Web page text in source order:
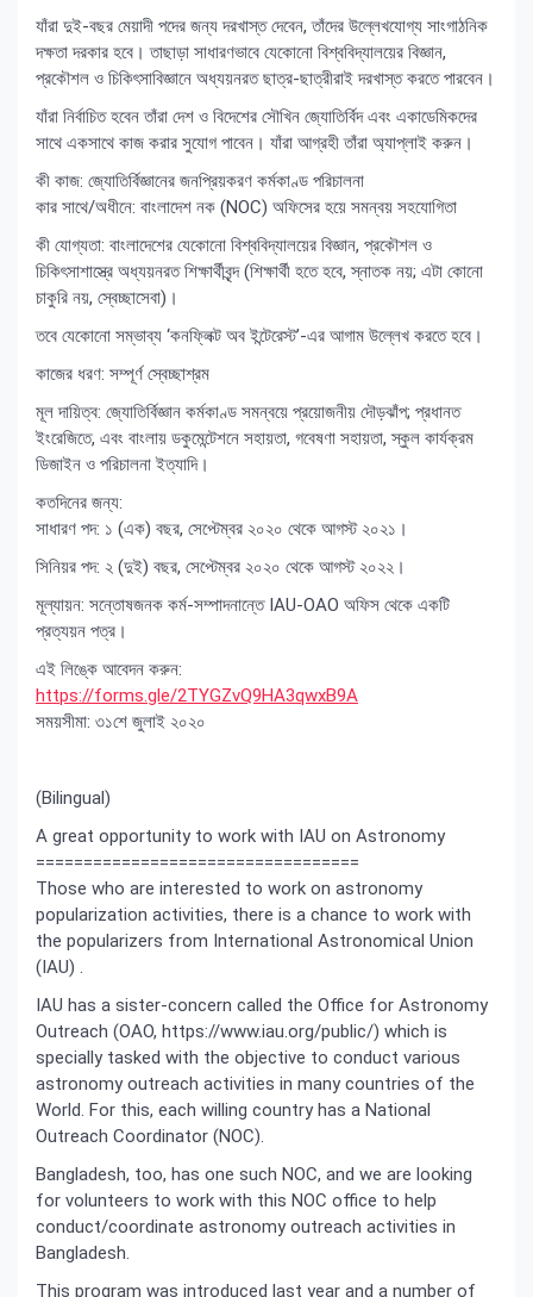
যাঁরা দুই-বছর মেয়াদী পদের জন্য দরখাস্ত দেবেন, তাঁদের উল্লেখযোগ্য সাংগাঠনিক
দক্ষতা দরকার হবে। তাছাড়া সাধারণভাবে যেকোনো বিশ্ববিদ্যালয়ের বিজ্ঞান,
প্রকৌশল ও চিকিৎসাবিজ্ঞানে অধ্যয়নরত ছাত্র-ছাত্রীরাই দরখাস্ত করতে পারবেন।
যাঁরা নির্বাচিত হবেন তাঁরা দেশ ও বিদেশের সৌখিন জ্যোতির্বিদ এবং একাডেমিকদের
সাথে একসাথে কাজ করার সুযোগ পাবেন। যাঁরা আগ্রহী তাঁরা অ্যাপ্লাই করুন।
কী কাজ: জ্যোতির্বিজ্ঞানের জনপ্রিয়করণ কর্মকাণ্ড পরিচালনা
কার সাথে/অধীনে: বাংলাদেশ নক (NOC) অফিসের হয়ে সমন্বয় সহযোগিতা
কী যোগ্যতা: বাংলাদেশের যেকোনো বিশ্ববিদ্যালয়ের বিজ্ঞান, প্রকৌশল ও
চিকিৎসাশাস্ত্রে অধ্যয়নরত শিক্ষার্থীবৃন্দ (শিক্ষার্থী হতে হবে, স্নাতক নয়; এটা কোনো
চাকুরি নয়, স্বেচ্ছাসেবা)।
তবে যেকোনো সম্ভাব্য ‘কনফ্লিক্ট অব ইন্টেরেস্ট’-এর আগাম উল্লেখ করতে হবে।
কাজের ধরণ: সম্পূর্ণ স্বেচ্ছাশ্রম
মূল দায়িত্ব: জ্যোতির্বিজ্ঞান কর্মকাণ্ড সমন্বয়ে প্রয়োজনীয় দৌড়ঝাঁপ; প্রধানত
ইংরেজিতে, এবং বাংলায় ডকুমেন্টেশনে সহায়তা, গবেষণা সহায়তা, স্কুল কার্যক্রম
ডিজাইন ও পরিচালনা ইত্যাদি।
কতদিনের জন্য:
সাধারণ পদ: ১ (এক) বছর, সেপ্টেম্বর ২০২০ থেকে আগস্ট ২০২১।
সিনিয়র পদ: ২ (দুই) বছর, সেপ্টেম্বর ২০২০ থেকে আগস্ট ২০২২।
মূল্যায়ন: সন্তোষজনক কর্ম-সম্পাদনান্তে IAU-OAO অফিস থেকে একটি
প্রত্যয়ন পত্র।
এই লিঙ্কে আবেদন করুন:
https://forms.gle/2TYGZvQ9HA3qwxB9A
সময়সীমা: ৩১শে জুলাই ২০২০
(Bilingual)
A great opportunity to work with IAU on Astronomy
==================================
Those who are interested to work on astronomy
popularization activities, there is a chance to work with
the popularizers from International Astronomical Union
(IAU) .
IAU has a sister-concern called the Office for Astronomy
Outreach (OAO, https://www.iau.org/public/) which is
specially tasked with the objective to conduct various
astronomy outreach activities in many countries of the
World. For this, each willing country has a National
Outreach Coordinator (NOC).
Bangladesh, too, has one such NOC, and we are looking
for volunteers to work with this NOC office to help
conduct/coordinate astronomy outreach activities in
Bangladesh.
This program was introduced last year and a number of